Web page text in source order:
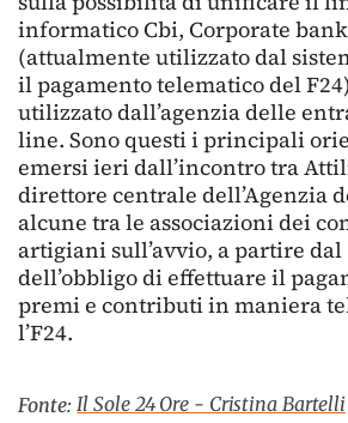
informatico Cbi, Corporate
(attualmente utilizzato dal
il pagamento telematico del
utilizzato dall’agenzia delle
line. Sono questi i principali
emersi ieri dall’incontro tra
direttore centrale dell’Agenzia
alcune tra le associazioni dei
artigiani sull’avvio, a partire dal
dell’obbligo di effettuare il
premi e contributi in maniera
l’F24.
Fonte: Il Sole 24 Ore - Cristina Bartelli